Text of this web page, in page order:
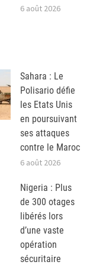
6 août 2026
Sahara : Le
Polisario défie
les Etats Unis
en poursuivant
ses attaques
contre le Maroc
6 août 2026
Nigeria : Plus
de 300 otages
libérés lors
d’une vaste
opération
sécuritaire